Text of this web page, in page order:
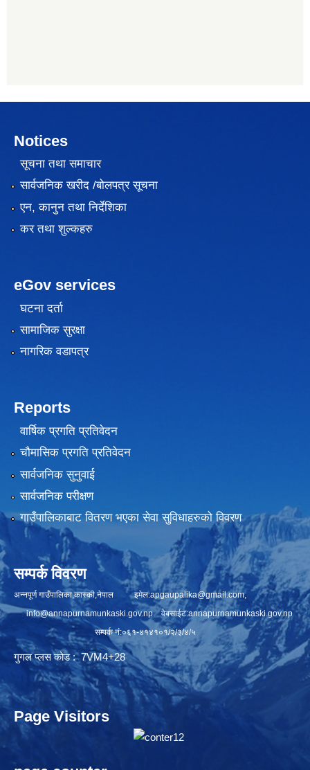
Notices
सूचना तथा समाचार
सार्वजनिक खरीद /बोलपत्र सूचना
एन, कानुन तथा निर्देशिका
कर तथा शुल्कहरु
eGov services
घटना दर्ता
सामाजिक सुरक्षा
नागरिक वडापत्र
Reports
वार्षिक प्रगति प्रतिवेदन
चौमासिक प्रगति प्रतिवेदन
सार्वजनिक सुनुवाई
सार्वजनिक परीक्षण
गाउँपालिकाबाट वितरण भएका सेवा सुविधाहरुको विवरण
सम्पर्क विवरण
अन्नपूर्ण गाउँपालिका,कास्की,नेपाल इमेल:apgaupalika@gmail.com,
info@annapurnamunkaski.gov.npवेबसाईट:annapurnamunkaski.gov.np
सम्पर्क नं:०६१-४१४१०१/२/३/४/५
गुगल प्लस कोड : 7VM4+28
Page Visitors